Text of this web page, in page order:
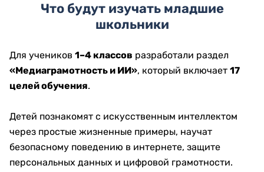
Что будут изучать младшие
школьники
Для учеников 1–4 классов разработали раздел
«Медиаграмотность и ИИ», который включает 17
целей обучения.
Детей познакомят с искусственным интеллектом
через простые жизненные примеры, научат
безопасному поведению в интернете, защите
персональных данных и цифровой грамотности.